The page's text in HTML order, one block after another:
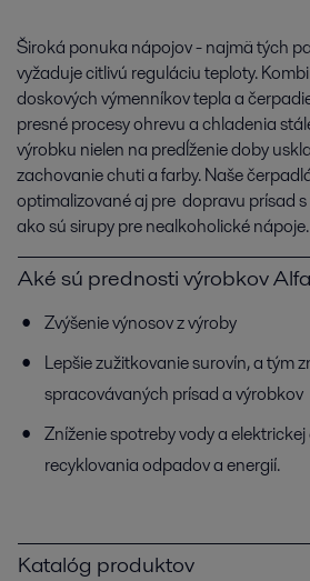
Široká ponuka nápojov - najmä tých
vyžaduje citlivú reguláciu teploty.
doskových výmenníkov tepla a
presné procesy ohrevu a chladenia
výrobku nielen na predĺženie doby
zachovanie chuti a farby. Naše
optimalizované aj pre dopravu prísad
ako sú sirupy pre nealkoholické nápoje.
Aké sú prednosti výrobkov
Zvýšenie výnosov z výroby
Lepšie zužitkovanie surovín, a tým
spracovávaných prísad a výrobkov
Zníženie spotreby vody a
recyklovania odpadov a energií.
Katalóg produktov